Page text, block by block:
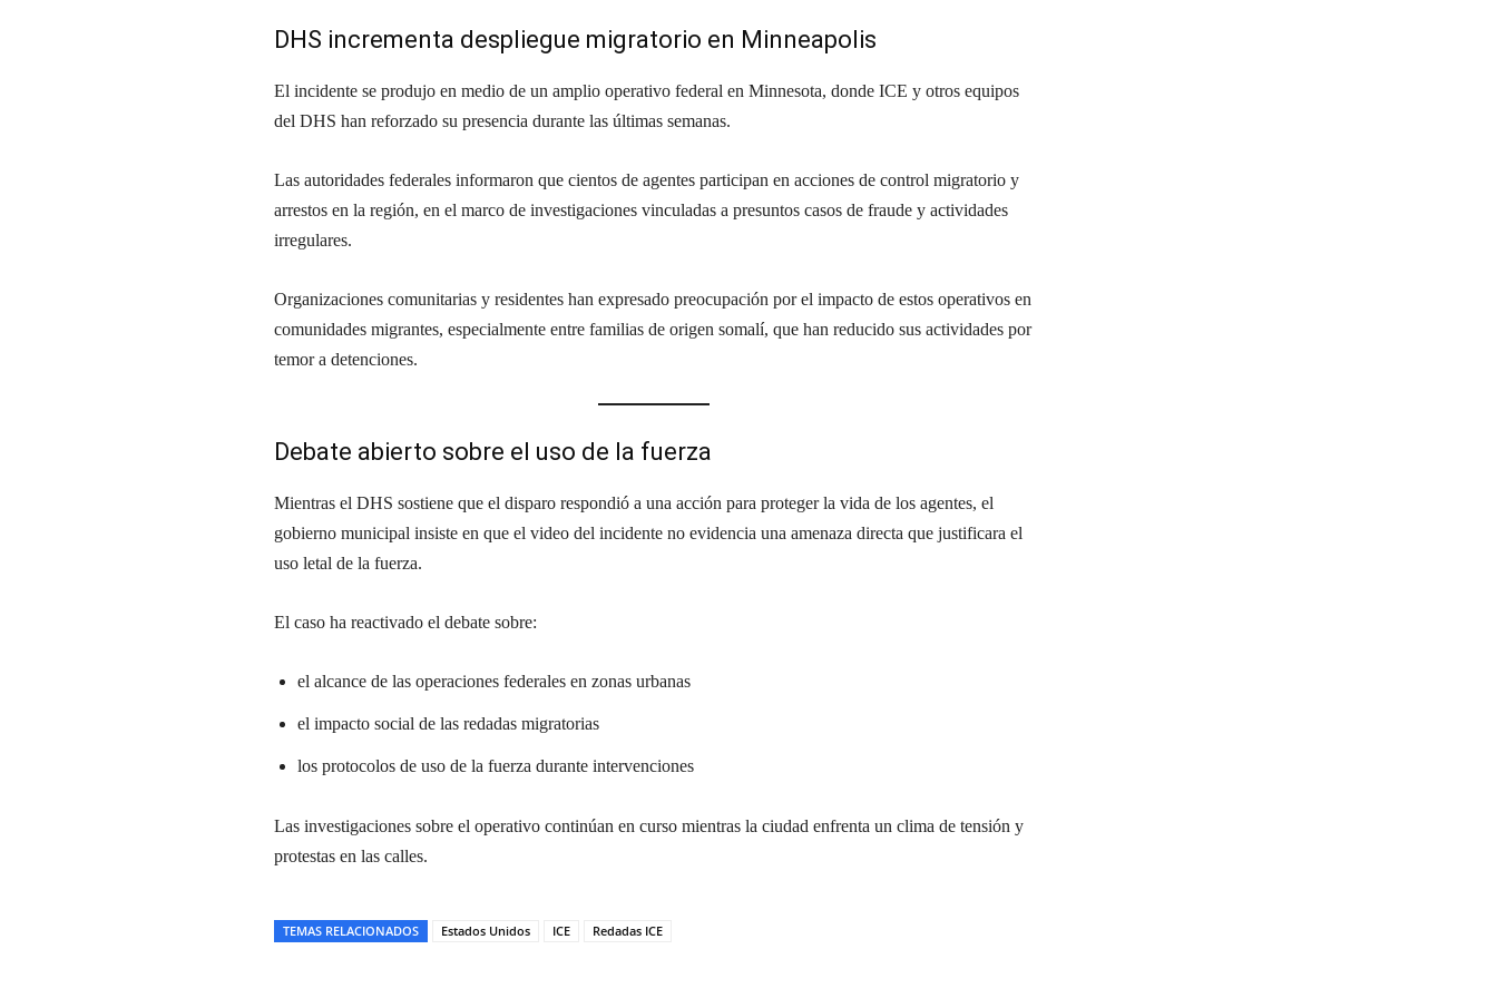
DHS incrementa despliegue migratorio en Minneapolis
El incidente se produjo en medio de un amplio operativo federal en Minnesota, donde ICE y otros equipos
del DHS han reforzado su presencia durante las últimas semanas.
Las autoridades federales informaron que cientos de agentes participan en acciones de control migratorio y
arrestos en la región, en el marco de investigaciones vinculadas a presuntos casos de fraude y actividades
irregulares.
Organizaciones comunitarias y residentes han expresado preocupación por el impacto de estos operativos en
comunidades migrantes, especialmente entre familias de origen somalí, que han reducido sus actividades por
temor a detenciones.
Debate abierto sobre el uso de la fuerza
Mientras el DHS sostiene que el disparo respondió a una acción para proteger la vida de los agentes, el
gobierno municipal insiste en que el video del incidente no evidencia una amenaza directa que justificara el
uso letal de la fuerza.
El caso ha reactivado el debate sobre:
el alcance de las operaciones federales en zonas urbanas
el impacto social de las redadas migratorias
los protocolos de uso de la fuerza durante intervenciones
Las investigaciones sobre el operativo continúan en curso mientras la ciudad enfrenta un clima de tensión y
protestas en las calles.
TEMAS RELACIONADOS Estados Unidos ICE Redadas ICE